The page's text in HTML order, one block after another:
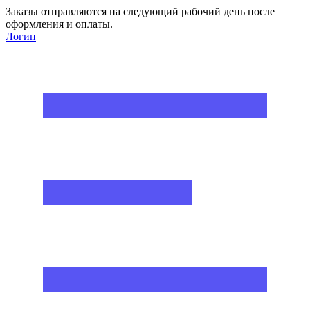
Заказы отправляются на следующий рабочий день после
оформления и оплаты.
Логин